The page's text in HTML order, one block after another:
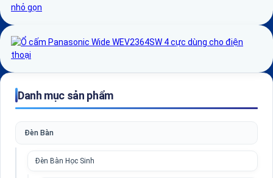
Danh mục sản phẩm
Đèn Bàn
Đèn Bàn Học Sinh